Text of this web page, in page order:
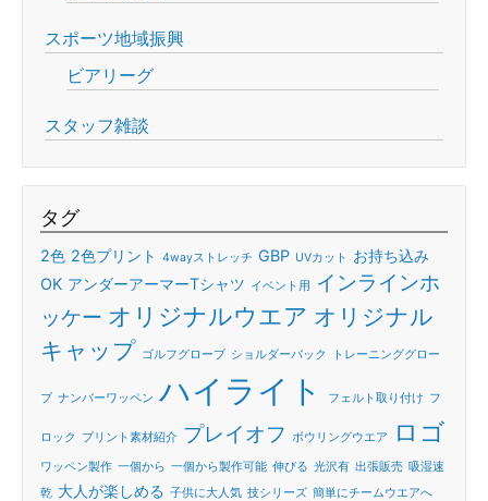
スポーツ地域振興
ビアリーグ
スタッフ雑談
タグ
2色 2色プリント 4wayストレッチ GBP UVカット
お持ち込み
OK アンダーアーマーTシャツ イベント用
インラインホ
ッケー オリジナルウエア オリジナル
キャップ ゴルフグローブ ショルダーバック トレーニンググロー
ブ ナンバーワッペン ハイライト フェルト取り付け フ
ロック プリント素材紹介 プレイオフ ボウリングウエア ロゴ
ワッペン製作 一個から 一個から製作可能 伸びる 光沢有 出張販売 吸湿速
乾 大人が楽しめる 子供に大人気 技シリーズ 簡単にチームウエアへ